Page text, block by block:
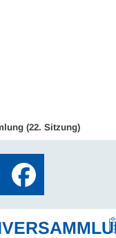
(22. Sitzung)